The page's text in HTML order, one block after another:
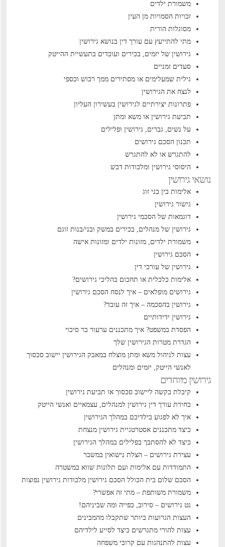
משמורת ילדים
זכויות הסמויות מן העין
מסוגלות הורית
מתי להתייעץ עם עורך דין בנושא גירושין
גירושין של יזמים, בכירים ועובדים בתעשיית ההייטק
סעדים זמניים
גילית שמעלימים או מסתירים ממך רכוש וכספי
לנצח את הגירושין
פתרונות יצירתיים לגירושין בעשירון העליון
תביעת גירושין או משא ומתן
על נשים, גברים, גירושין ופלילים
תכנון הסכם גירושים
להתגרש או לא להתגרש
היסוסי גירושין ומלכודות דבש
נושאי גירושין
אלימות בין בני זוג
גישור גירושין
דוגמאות של הסכמי גירושין
גירושין של מנהלים, בכירים במשק ובני/בנות זוגם
משמורת ילדים, מזונות ילדים ומזונות אישה
הסכם גירושין
גירושין של עורכי דין
אלימות כלכלית או תחכום בהליכי גירושים?
גירושים מופלאים – איך לנסח הסכם גירושין
גירושין בהסכמה – איך זה עובד?
גירושין ידידותיים
הפסדת במשפט? איך מתכננים ערעור בר סיכוי
הגדרת מטרות הגירושין שלך
עצות לניהול משא ומתן מוצלח במאבק הגירושיןיישוב סכסוך
לאנשי הייטק, יזמים ומנהלים
גירושין מיוחדים
קיבלת בקשה ליישוב סכסוך או תביעת גירושין
בחירת עורך דין גירושין למנהלים, עצמאיים ואנשי הייטק
איך לא לפגוע בילדיכם במהלך הגירושין
כיצד מתכננים אסטרטגיית גירושין מנצחת
כיצד לא להסתבך בפלילים במהלך הגירושין
עצירת גירושים – הצלת נישואין במשבר
התמודדות עם אלימות ועם תלונות שווא במשטרה
הסכם שלום בית הכולל הסכם גירושיןמלכודות גירושין נפוצות
משמורת משותפת – מתי זה אפשרי?
גט גירושים – סירוב, כפייה ומה שביניהם!
העצות הגרועות ביותר שתקבלו מהמבינים
עצות להורי מתגרשים כיצד לסייע לילדיהם
עצות להתנהגות עם קרובי משפחה